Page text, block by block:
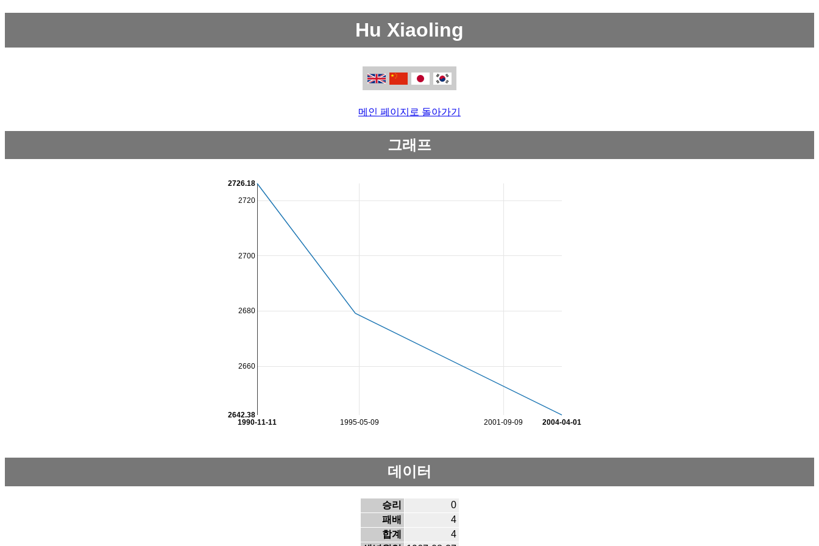
Hu Xiaoling
메인 페이지로 돌아가기
그래프
1995-05-09 2001-09-09
1990-11-11 2004-04-01
2660
2680
2700
2720
2642.38
2726.18
데이터
승리
0
패배
4
합계
4